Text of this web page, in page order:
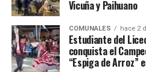
Vicuña y Paihuano
COMUNALES hace 2
Estudiante del
conquista el
“Espiga de Arroz”